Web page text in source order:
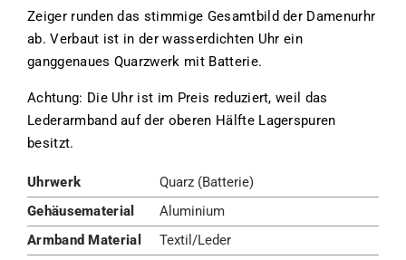
Zeiger runden das stimmige Gesamtbild der Damenurhr
ab. Verbaut ist in der wasserdichten Uhr ein
ganggenaues Quarzwerk mit Batterie.
Achtung: Die Uhr ist im Preis reduziert, weil das
Lederarmband auf der oberen Hälfte Lagerspuren
besitzt.
Uhrwerk
Quarz (Batterie)
Gehäusematerial
Aluminium
Armband Material
Textil/Leder